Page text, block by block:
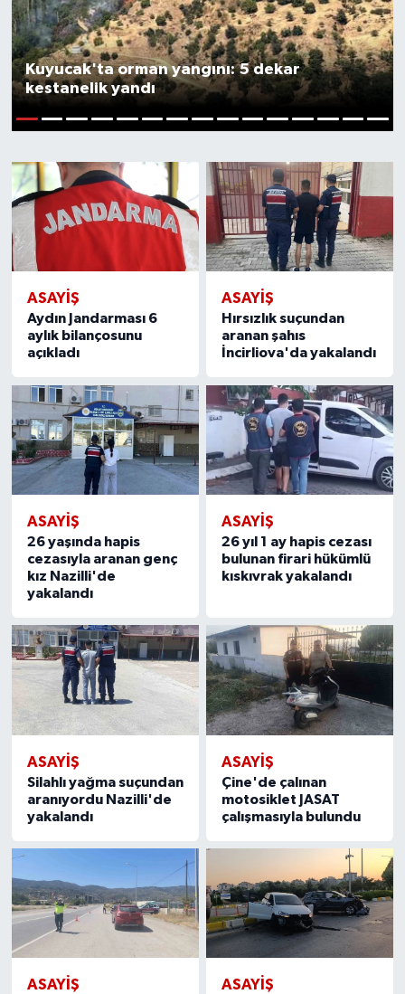
Kuyucak'ta orman yangını: 5 dekar
kestanelik yandı
ASAYİŞ
Aydın Jandarması 6
aylık bilançosunu
açıkladı
ASAYİŞ
Hırsızlık suçundan
aranan şahıs
İncirliova'da yakalandı
ASAYİŞ
26 yaşında hapis
cezasıyla aranan genç
kız Nazilli'de
yakalandı
ASAYİŞ
26 yıl 1 ay hapis cezası
bulunan firari hükümlü
kıskıvrak yakalandı
ASAYİŞ
Silahlı yağma suçundan
aranıyordu Nazilli'de
yakalandı
ASAYİŞ
Çine'de çalınan
motosiklet JASAT
çalışmasıyla bulundu
ASAYİŞ ASAYİŞ